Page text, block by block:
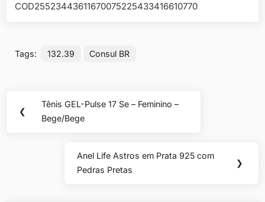
COD25523443611670075225433416610770
Tags: 132.39 Consul BR
Navegação
de
❮
Previous
Post:
Tênis GEL-Pulse 17 Se – Feminino –
Bege/Bege
Next
Post:
Anel Life Astros em Prata 925 com
Pedras Pretas
❯